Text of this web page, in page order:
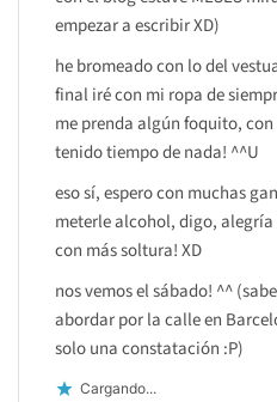
empezar a escribir XD)
he bromeado con lo del
final iré con mi ropa de
me prenda algún foquito,
tenido tiempo de nada! ^^U
eso sí, espero con muchas
meterle alcohol, digo,
con más soltura! XD
nos vemos el sábado! ^^
abordar por la calle en
solo una constatación :P)
Cargando...